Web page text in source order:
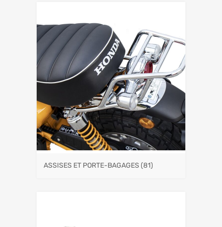
ASSISES ET PORTE-BAGAGES (81)